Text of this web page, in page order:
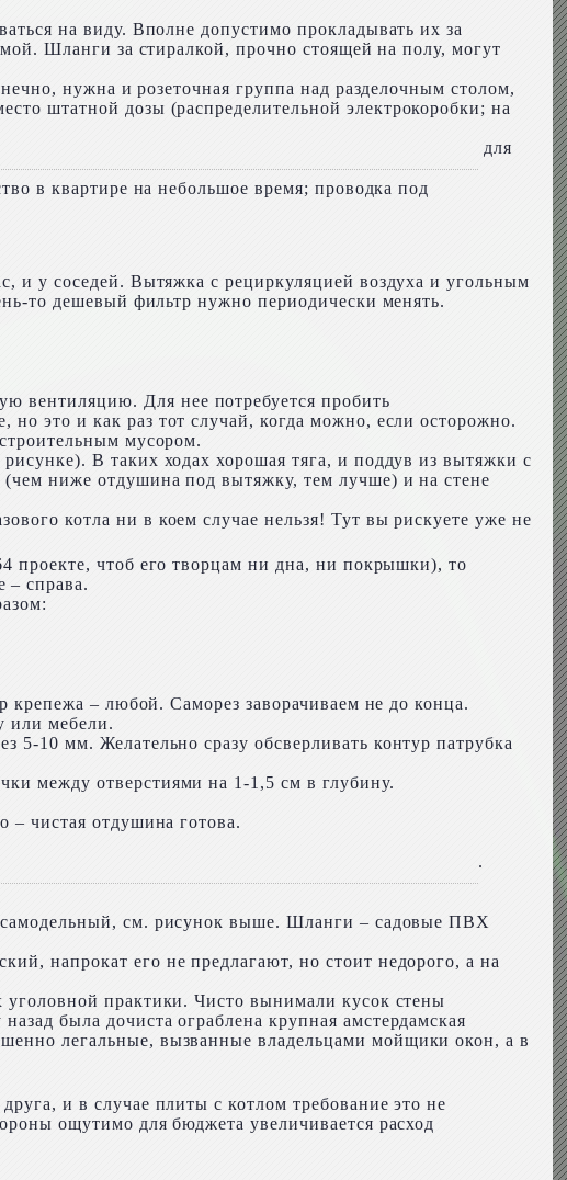
на виду. Вполне допустимо прокладывать их за
Шланги за стиралкой, прочно стоящей на полу, могут
нужна и розеточная группа над разделочным столом,
штатной дозы (распределительной электрокоробки; на
для
в квартире на небольшое время; проводка под
и у соседей. Вытяжка с рециркуляцией воздуха и угольным
то дешевый фильтр нужно периодически менять.
Для нее потребуется пробить
это и как раз тот случай, когда можно, если осторожно.
мусором.
В таких ходах хорошая тяга, и поддув из вытяжки с
ниже отдушина под вытяжку, тем лучше) и на стене
котла ни в коем случае нельзя! Тут вы рискуете уже не
проекте, чтоб его творцам ни дна, ни покрышки), то
справа.
крепежа – любой. Саморез заворачиваем не до конца.
или мебели.
10 мм. Желательно сразу обсверливать контур патрубка
между отверстиями на 1-1,5 см в глубину.
– чистая отдушина готова.
.
самодельный, см. рисунок выше. Шланги – садовые ПВХ
напрокат его не предлагают, но стоит недорого, а на
практики. Чисто вынимали кусок стены
была дочиста ограблена крупная амстердамская
легальные, вызванные владельцами мойщики окон, а в
и в случае плиты с котлом требование это не
ощутимо для бюджета увеличивается расход